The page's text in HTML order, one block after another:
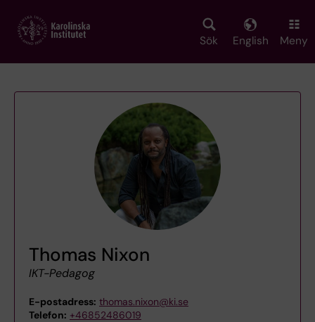
main
Sök English Meny
Thomas Nixon
IKT-Pedagog
E-postadress: thomas.nixon@ki.se
Telefon: +46852486019